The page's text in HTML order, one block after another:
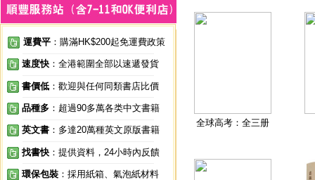
運費平 ：購滿HK$200起免運費政策
速度快 ：全港範圍全部以速遞發貨
書價低 ：歡迎與任何同類書店比價
品種多 ：超過90多萬各类中文書籍
英文書 ：多達20萬種英文原版書籍
找書快 ：提供資料，24小時內反饋
環保包裝 ：採用紙箱、氣泡紙材料
全球高考：全三册